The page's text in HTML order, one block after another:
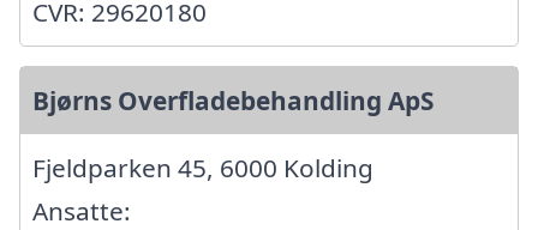
CVR: 29620180
Bjørns Overfladebehandling ApS
Fjeldparken 45, 6000 Kolding
Ansatte: